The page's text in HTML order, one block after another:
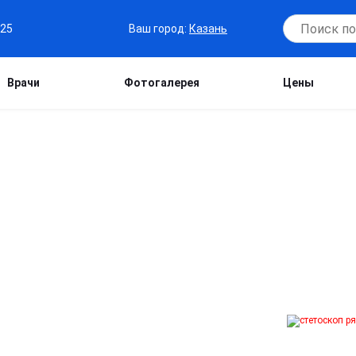
Ваш город: Казань
Врачи Фотогалерея Цены